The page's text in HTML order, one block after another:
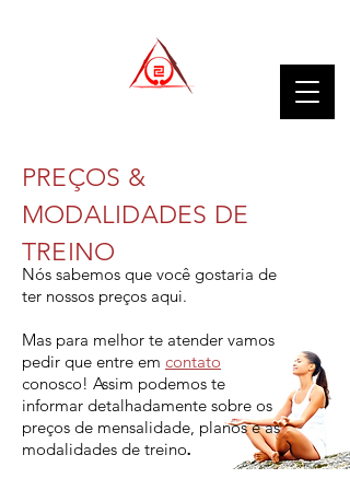
Nós sabemos que você gostaria de
ter nossos preços aqui.
Mas para melhor te atender vamos
pedir que entre em contato
conosco! Assim podemos te
informar detalhadamente sobre os
preços de mensalidade, planos e as
modalidades de treino.
PREÇOS &
MODALIDADES DE
TREINO